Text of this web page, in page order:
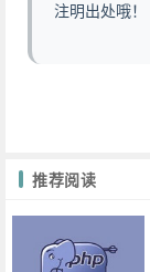
注明出处哦！
推荐阅读